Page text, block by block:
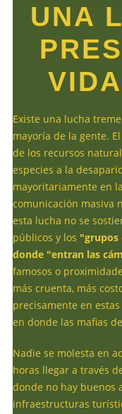
UNA
Existe una lucha
mayoría de la gente.
de los recursos
especies a la
mayoritariamente en
comunicación masiva
esta lucha no se
públicos y los "grupos
donde "entran las
famosos o
más cruenta, más
precisamente en
en donde las mafias
Nadie se molesta en
horas llegar a través
donde no hay buenos
infraestructuras